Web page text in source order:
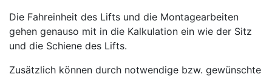
Die Fahreinheit des Lifts und die Montagearbeiten
gehen genauso mit in die Kalkulation ein wie der Sitz
und die Schiene des Lifts.
Zusätzlich können durch notwendige bzw. gewünschte